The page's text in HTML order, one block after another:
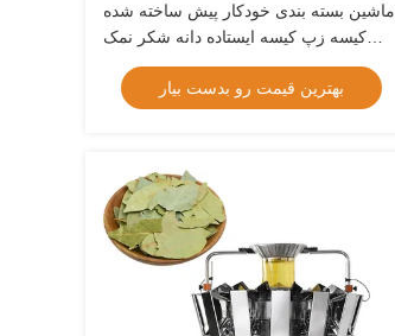
ماشین بسته بندی خودکار پیش ساخته شده
کیسه زپ کیسه ایستاده دانه شکر نمک
برنج دانه بسته بندی ماشین
بهترین قیمت رو بدست بیار